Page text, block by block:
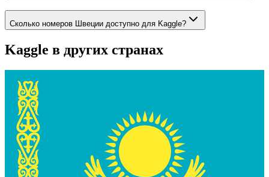
Сколько номеров Швеции доступно для Kaggle?
Kaggle в других странах